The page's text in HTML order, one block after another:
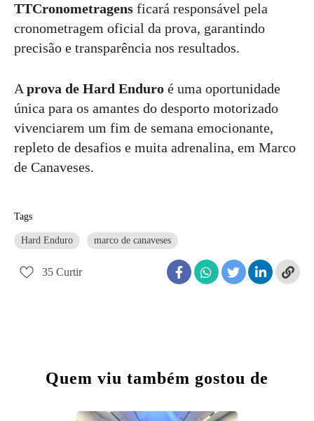
TTCronometragens ficará responsável pela
cronometragem oficial da prova, garantindo
precisão e transparência nos resultados.
A prova de Hard Enduro é uma oportunidade
única para os amantes do desporto motorizado
vivenciarem um fim de semana emocionante,
repleto de desafios e muita adrenalina, em Marco
de Canaveses.
Tags
Hard Enduro marco de canaveses
35 Curtir
Quem viu também gostou de